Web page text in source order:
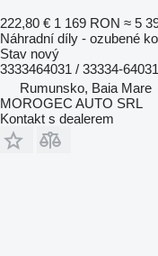
222,80 € 1 169 RON ≈ 5
Náhradní díly - ozubené
Stav nový
3333464031 / 33334-64031
Rumunsko, Baia Mare
MOROGEC AUTO SRL
Kontakt s dealerem